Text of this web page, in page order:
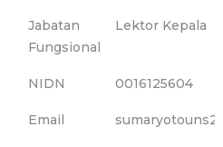
Jabatan
Fungsional
Lektor Kepala
NIDN 0016125604
Email